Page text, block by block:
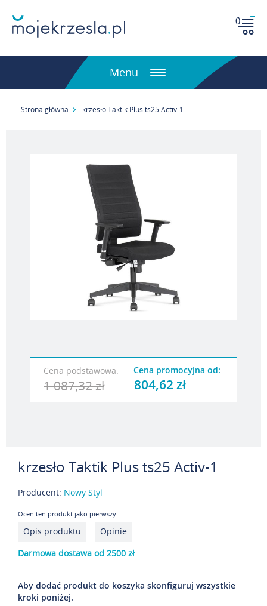
()
Menu
Strona główna krzesło Taktik Plus ts25 Activ-1
Cena podstawowa:
1 087,32 zł
Cena promocyjna od:
804,62 zł
krzesło Taktik Plus ts25 Activ-1
Producent: Nowy Styl
Oceń ten produkt jako pierwszy
Opis produktu
Opinie
Darmowa dostawa od 2500 zł
Aby dodać produkt do koszyka skonfiguruj wszystkie
kroki poniżej.